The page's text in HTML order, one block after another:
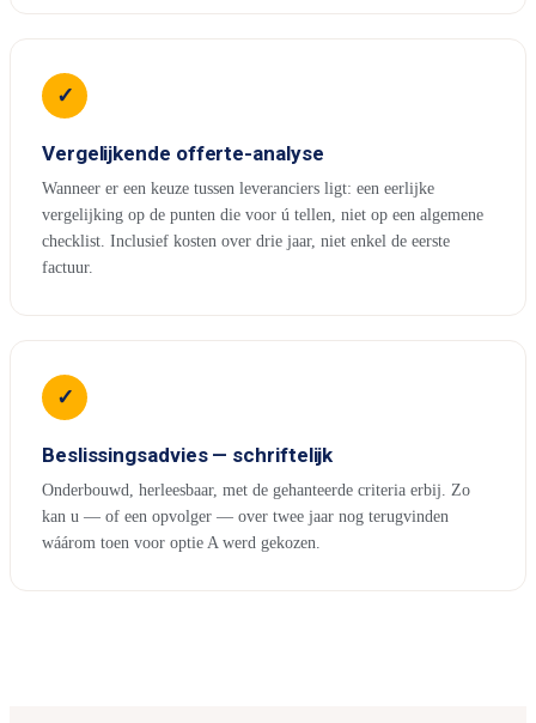
✓
Vergelijkende offerte-analyse
Wanneer er een keuze tussen leveranciers ligt: een eerlijke
vergelijking op de punten die voor ú tellen, niet op een algemene
checklist. Inclusief kosten over drie jaar, niet enkel de eerste
factuur.
✓
Beslissingsadvies — schriftelijk
Onderbouwd, herleesbaar, met de gehanteerde criteria erbij. Zo
kan u — of een opvolger — over twee jaar nog terugvinden
wáárom toen voor optie A werd gekozen.